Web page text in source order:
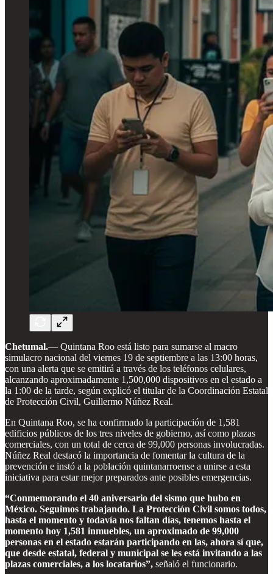
Chetumal.— Quintana Roo está listo para sumarse al macro
simulacro nacional del viernes 19 de septiembre a las 13:00 horas,
con una alerta que se emitirá a través de los teléfonos celulares,
alcanzando aproximadamente 1,500,000 dispositivos en el estado a
la 1:00 de la tarde, según explicó el titular de la Coordinación Estatal
de Protección Civil, Guillermo Núñez Real.
En Quintana Roo, se ha confirmado la participación de 1,581
edificios públicos de los tres niveles de gobierno, así como plazas
comerciales, con un total de cerca de 99,000 personas involucradas.
Núñez Real destacó la importancia de fomentar la cultura de la
prevención e instó a la población quintanarroense a unirse a esta
iniciativa para estar mejor preparados ante posibles emergencias.
“Conmemorando el 40 aniversario del sismo que hubo en
México. Seguimos trabajando. La Protección Civil somos todos,
hasta el momento y todavía nos faltan días, tenemos hasta el
momento hoy 1,581 inmuebles, un aproximado de 99,000
personas en el estado estarán participando en las, ahora sí que,
que desde estatal, federal y municipal se les está invitando a las
plazas comerciales, a los locatarios”, señaló el funcionario.